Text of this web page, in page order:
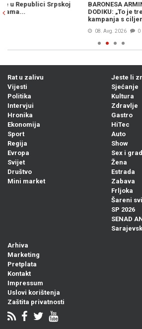
BARONESA ARMINKA HELIĆ O UVOĐENJU
DODIKU: „To je trebalo odavno učiniti.
kampanja s ciljem zastrašivanja..."
Rat u zalivu
Vijesti
Politika
Intervjui
Hronika
Ekonomija
Sport
Regija
Evropa
Svijet
Društvo
Mini market
Jeste li
Sjećanje
Kultura
Zdravlje
Gastro
HiTec
Auto
Show
Sex i grad
Žena
Estrada
Zabava
Frljoka
Šareni
SP 2026
SENAD
Arhiva
Marketing
Pretplata
Kontakt
Impressum
Uslovi korištenja
Zaštita privatnosti